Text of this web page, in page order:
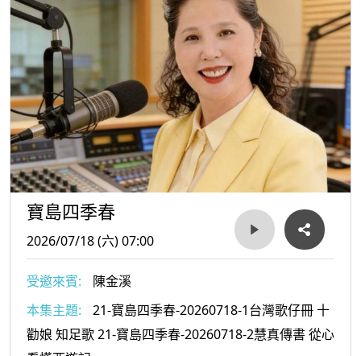
寶島四季春
2026/07/18 (六) 07:00
受邀來賓:
陳金溪
本集主題:
21-寶島四季春-20260718-1台灣歌仔冊 十
勸娘 知足歌 21-寶島四季春-20260718-2慧真傳書 從心